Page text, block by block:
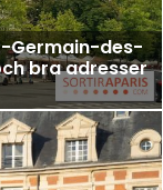
Germain-des-
bra adresser